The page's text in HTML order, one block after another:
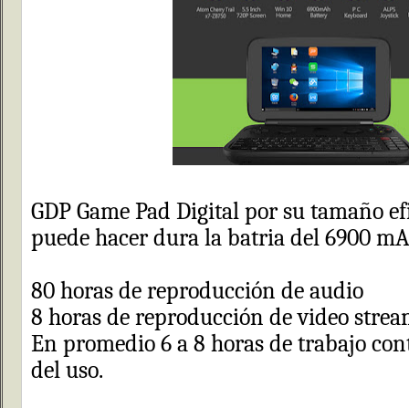
GDP Game Pad Digital por su tamaño
puede hacer dura la batria del 6900
80 horas de reproducción de audio
8 horas de reproducción de video
En promedio 6 a 8 horas de trabajo
del uso.